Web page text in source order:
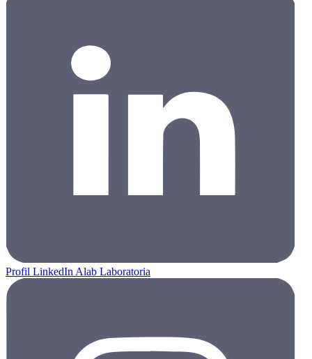
Profil LinkedIn Alab Laboratoria